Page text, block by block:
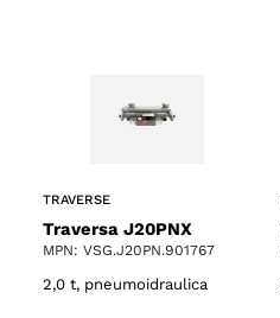
TRAVERSE
Traversa J20PNX
MPN: VSG.J20PN.901767
2,0 t, pneumoidraulica